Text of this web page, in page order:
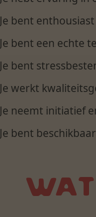
Je bent
Je bent een echte
Je bent
Je werkt
Je neemt initiatief
Je bent